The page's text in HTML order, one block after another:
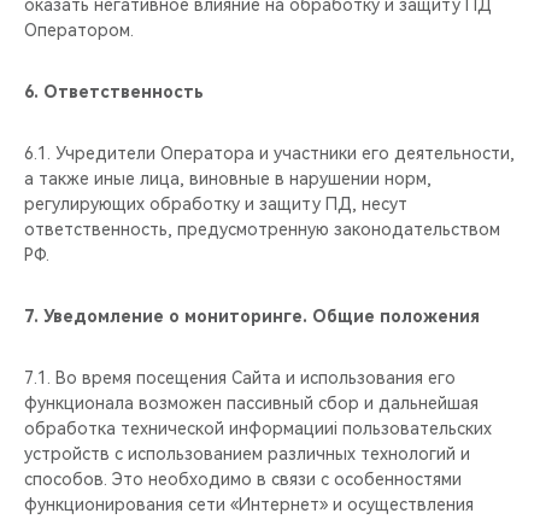
оказать негативное влияние на обработку и защиту ПД
Оператором.
6. Ответственность
6.1. Учредители Оператора и участники его деятельности,
а также иные лица, виновные в нарушении норм,
регулирующих обработку и защиту ПД, несут
ответственность, предусмотренную законодательством
РФ.
7. Уведомление о мониторинге. Общие положения
7.1. Во время посещения Сайта и использования его
функционала возможен пассивный сбор и дальнейшая
обработка технической информацииi пользовательских
устройств с использованием различных технологий и
способов. Это необходимо в связи с особенностями
функционирования сети «Интернет» и осуществления